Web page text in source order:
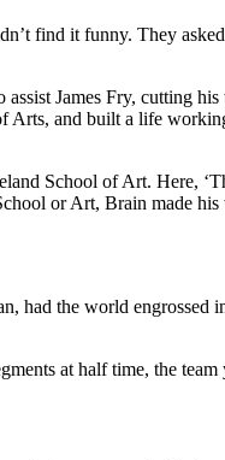
find it funny. They
James Fry, cutting
Arts, and built a life
School of Art. Here,
or Art, Brain made
had the world
at half time, the